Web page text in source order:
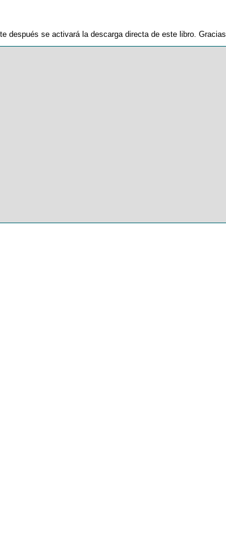
después se activará la descarga directa de este libro. Gracias.